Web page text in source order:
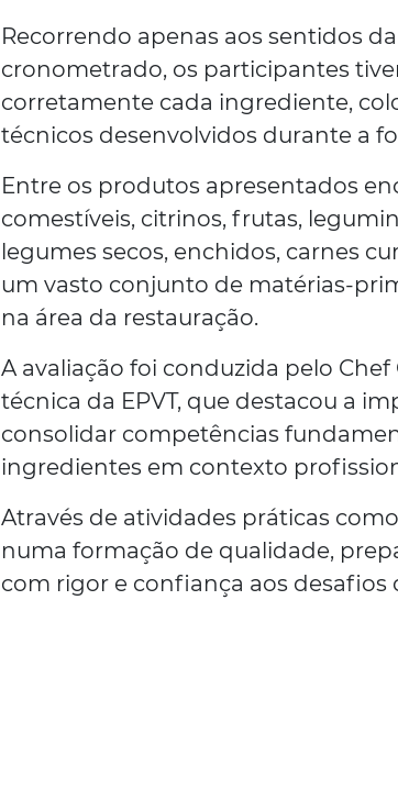
Recorrendo apenas aos sentidos
cronometrado, os participantes
corretamente cada ingrediente,
técnicos desenvolvidos durante a
Entre os produtos apresentados
comestíveis, citrinos, frutas,
legumes secos, enchidos, carnes
um vasto conjunto de matérias-
na área da restauração.
A avaliação foi conduzida pelo
técnica da EPVT, que destacou a
consolidar competências
ingredientes em contexto
Através de atividades práticas
numa formação de qualidade,
com rigor e confiança aos desafios